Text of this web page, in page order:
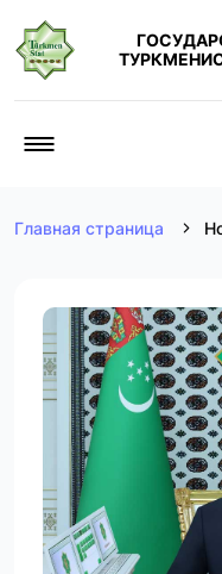
Главная страница